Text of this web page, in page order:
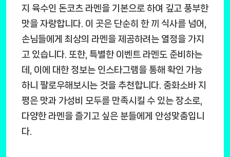
지 육수인 돈코츠 라멘을 기본으로 하여 깊고 풍부한
맛을 자랑합니다. 이 곳은 단순히 한 끼 식사를 넘어,
손님들에게 최상의 라멘을 제공하려는 열정을 가지
고 있습니다. 또한, 특별한 이벤트 라멘도 준비하는
데, 이에 대한 정보는 인스타그램을 통해 확인 가능
하니 팔로우해보시는 것을 추천합니다. 중화소바 지
평은 맛과 가성비 모두를 만족시킬 수 있는 장소로,
다양한 라멘을 즐기고 싶은 분들에게 안성맞춤입니
다.